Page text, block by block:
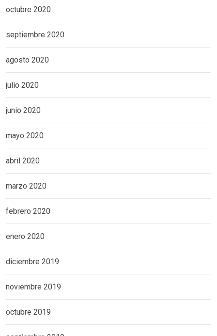
octubre 2020
septiembre 2020
agosto 2020
julio 2020
junio 2020
mayo 2020
abril 2020
marzo 2020
febrero 2020
enero 2020
diciembre 2019
noviembre 2019
octubre 2019